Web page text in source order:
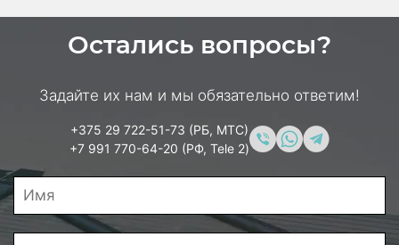
Остались вопросы?
Задайте их нам и мы обязательно ответим!
+375 29 722-51-73 (РБ, МТС)
+7 991 770-64-20 (РФ, Tele 2)